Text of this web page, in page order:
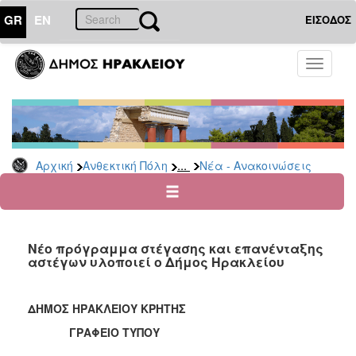
GR EN ΕΙΣΟΔΟΣ
Toggle
Αρχική Ανθεκτική Πόλη ... Νέα - Ανακοινώσεις
ΑΝΘΕΚΤΙΚΗ
ΠΟΛΗ
Κοινωνική
Πολιτική
Νέα
Ανακοινώσεις
για
Οικονομική
Φυσικές
Καταστροφές
Νέο πρόγραμμα στέγασης και επανένταξης
αστέγων υλοποιεί ο Δήμος Ηρακλείου
ΔΗΜΟΣ ΗΡΑΚΛΕΙΟΥ ΚΡΗΤΗΣ
ΓΡΑΦΕΙΟ ΤΥΠΟΥ